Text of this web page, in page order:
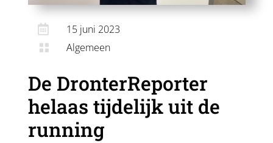
 15 juni 2023
 Algemeen
De DronterReporter
helaas tijdelijk uit de
running